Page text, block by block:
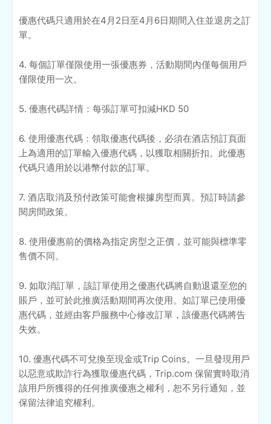
優惠代碼只適用於在4月2日至4月6日期間入住並退房之訂
單。
4. 每個訂單僅限使用一張優惠券，活動期間內僅每個用戶
僅限使用一次。
5. 優惠代碼詳情：每張訂單可扣減HKD 50
6. 使用優惠代碼：領取優惠代碼後，必須在酒店預訂頁面
上為適用的訂單輸入優惠代碼，以獲取相關折扣。此優惠
代碼只適用於以港幣付款的訂單。
7. 酒店取消及預付政策可能會根據房型而異。預訂時請參
閱房間政策。
8. 使用優惠前的價格為指定房型之正價，並可能與標準零
售價不同。
9. 如取消訂單，該訂單使用之優惠代碼將自動退還至您的
賬戶，並可於此推廣活動期間再次使用。如訂單已使用優
惠代碼，並經由客戶服務中心修改訂單，該優惠代碼將告
失效。
10. 優惠代碼不可兌換至現金或Trip Coins。一旦發現用戶
以惡意或欺詐行為獲取優惠代碼，Trip.com 保留實時取消
該用戶所獲得的任何推廣優惠之權利，恕不另行通知，並
保留法律追究權利。